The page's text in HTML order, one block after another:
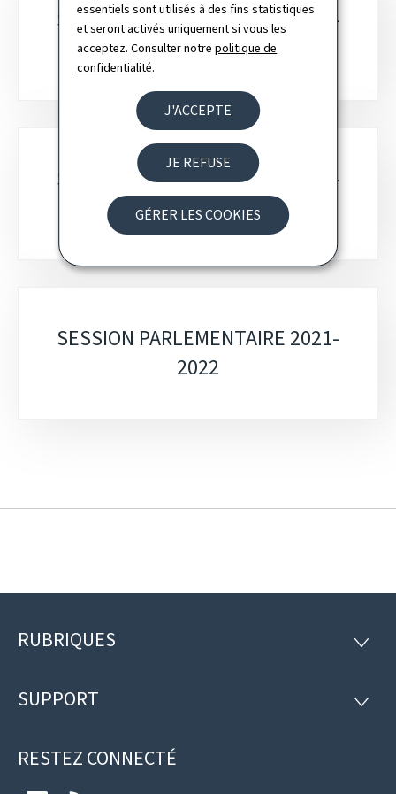
essentiels sont utilisés à des fins statistiques
et seront activés uniquement si vous les
acceptez. Consulter notrepolitique de
confidentialité.
J'ACCEPTE
JE REFUSE
GÉRER LES COOKIES
SESSION PARLEMENTAIRE 2023-
2024
SESSION PARLEMENTAIRE 2022-
2023
SESSION PARLEMENTAIRE 2021-
2022
Pied
page
RUBRIQUES
SUPPORT
RESTEZ CONNECTÉ